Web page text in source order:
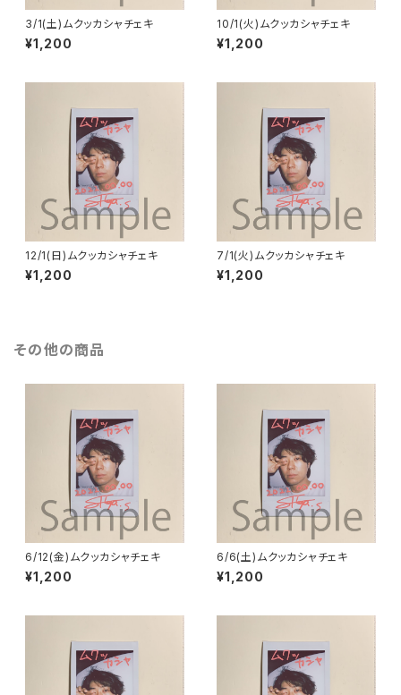
3/1(土)ムクッカシャチェキ
¥1,200
10/1(火)ムクッカシャチェキ
¥1,200
12/1(日)ムクッカシャチェキ
¥1,200
7/1(火)ムクッカシャチェキ
¥1,200
その他の商品
6/12(金)ムクッカシャチェキ
¥1,200
6/6(土)ムクッカシャチェキ
¥1,200